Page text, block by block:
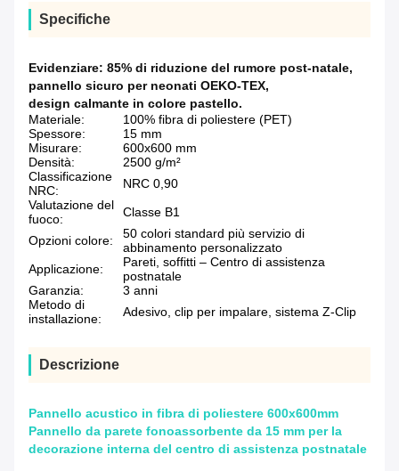
Specifiche
Evidenziare: 85% di riduzione del rumore post-natale,
pannello sicuro per neonati OEKO-TEX,
design calmante in colore pastello.
Materiale:
100% fibra di poliestere (PET)
Spessore:
15 mm
Misurare:
600x600 mm
Densità:
2500 g/m²
Classificazione
NRC:
NRC 0,90
Valutazione del
fuoco:
Classe B1
Opzioni colore:
50 colori standard più servizio di
abbinamento personalizzato
Applicazione:
Pareti, soffitti – Centro di assistenza
postnatale
Garanzia:
3 anni
Metodo di
installazione:
Adesivo, clip per impalare, sistema Z-Clip
Descrizione
Pannello acustico in fibra di poliestere 600x600mm
Pannello da parete fonoassorbente da 15 mm per la
decorazione interna del centro di assistenza postnatale